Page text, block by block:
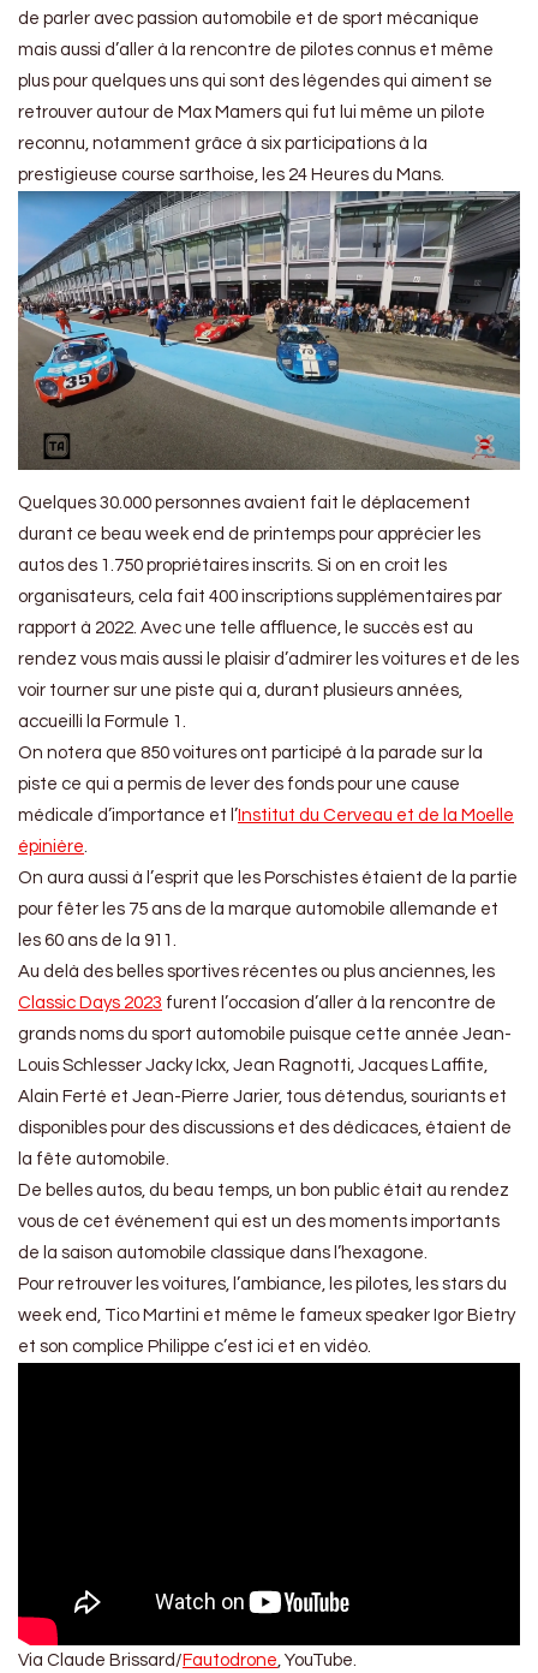
de parler avec passion automobile et de sport mécanique
mais aussi d’aller à la rencontre de pilotes connus et même
plus pour quelques uns qui sont des légendes qui aiment se
retrouver autour de Max Mamers qui fut lui même un pilote
reconnu, notamment grâce à six participations à la
prestigieuse course sarthoise, les 24 Heures du Mans.
Quelques 30.000 personnes avaient fait le déplacement
durant ce beau week end de printemps pour apprécier les
autos des 1.750 propriétaires inscrits. Si on en croit les
organisateurs, cela fait 400 inscriptions supplémentaires par
rapport à 2022. Avec une telle affluence, le succès est au
rendez vous mais aussi le plaisir d’admirer les voitures et de les
voir tourner sur une piste qui a, durant plusieurs années,
accueilli la Formule 1.
On notera que 850 voitures ont participé à la parade sur la
piste ce qui a permis de lever des fonds pour une cause
médicale d’importance et l’ Institut du Cerveau et de la Moelle
épinière
On aura aussi à l’esprit que les Porschistes étaient de la partie
pour fêter les 75 ans de la marque automobile allemande et
les 60 ans de la 911.
Au delà des belles sportives récentes ou plus anciennes, les
Classic Days 2023 furent l’occasion d’aller à la rencontre de
grands noms du sport automobile puisque cette année Jean-
Louis Schlesser Jacky Ickx, Jean Ragnotti, Jacques Laffite,
Alain Ferté et Jean-Pierre Jarier, tous détendus, souriants et
disponibles pour des discussions et des dédicaces, étaient de
la fête automobile.
De belles autos, du beau temps, un bon public était au rendez
vous de cet événement qui est un des moments importants
de la saison automobile classique dans l’hexagone.
Pour retrouver les voitures, l’ambiance, les pilotes, les stars du
week end, Tico Martini et même le fameux speaker Igor Bietry
et son complice Philippe c’est ici et en vidéo.
Via Claude Brissard/ Fautodrone, YouTube.